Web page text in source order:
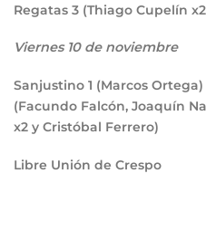
Regatas 3 (Thiago Cupelín
Viernes 10 de noviembre
Sanjustino 1 (Marcos
(Facundo Falcón, Joaquín
x2 y Cristóbal Ferrero)
Libre Unión de Crespo